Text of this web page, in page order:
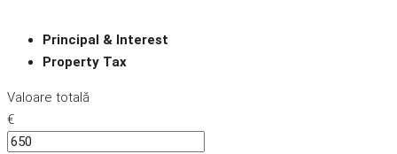
Principal & Interest
Property Tax
Valoare totală
€